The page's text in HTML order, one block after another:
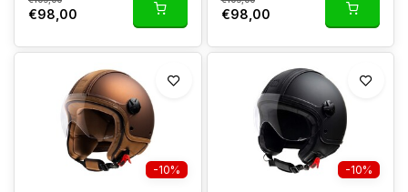
€98,00 €98,00
-10% -10%